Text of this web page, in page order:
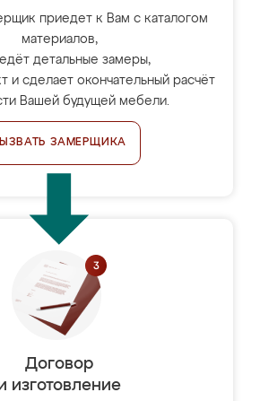
приедет к Вам с каталогом
материалов,
детальные замеры,
и сделает окончательный расчёт
Вашей будущей мебели.
ЗАМЕРЩИКА
Договор
изготовление